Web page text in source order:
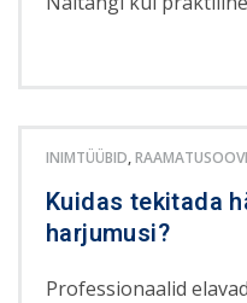
INIMTÜÜBID,
Kuidas tekitada
harjumusi?
Professionaalid